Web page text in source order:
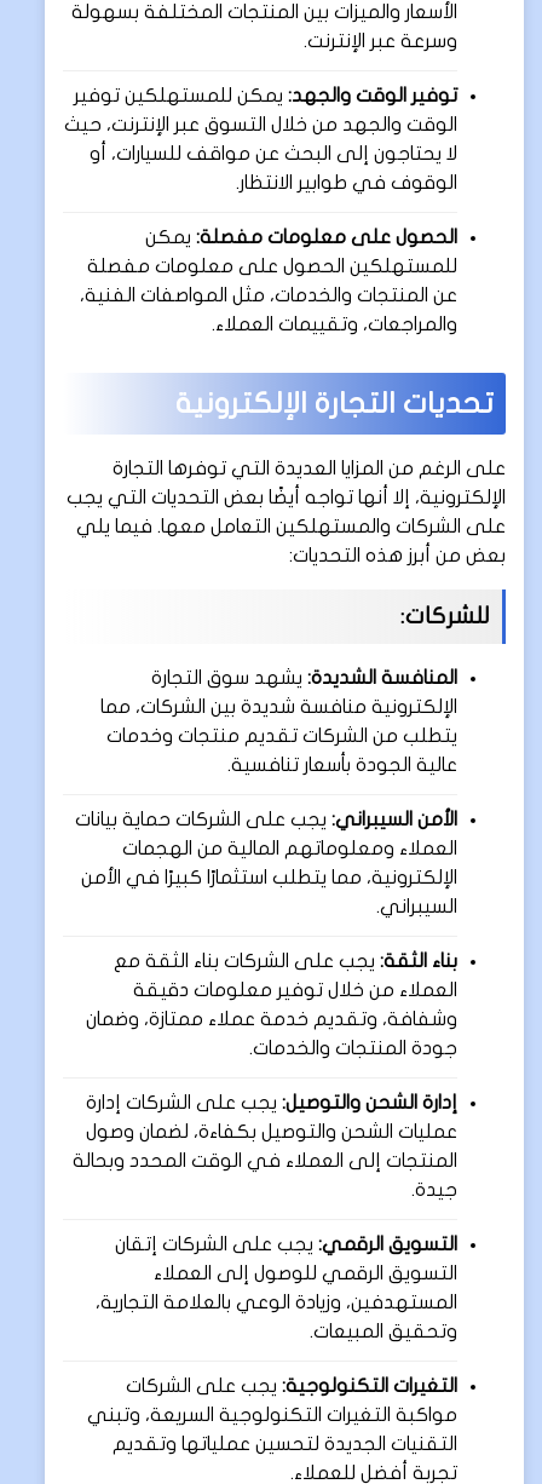
الأسعار والميزات بين المنتجات المختلفة بسهولة
وسرعة عبر الإنترنت.
توفير الوقت والجهد: يمكن للمستهلكين توفير
الوقت والجهد من خلال التسوق عبر الإنترنت، حيث
لا يحتاجون إلى البحث عن مواقف للسيارات، أو
الوقوف في طوابير الانتظار.
الحصول على معلومات مفصلة: يمكن
للمستهلكين الحصول على معلومات مفصلة
عن المنتجات والخدمات، مثل المواصفات الفنية،
والمراجعات، وتقييمات العملاء.
تحديات التجارة الإلكترونية
على الرغم من المزايا العديدة التي توفرها التجارة
الإلكترونية، إلا أنها تواجه أيضًا بعض التحديات التي يجب
على الشركات والمستهلكين التعامل معها. فيما يلي
بعض من أبرز هذه التحديات:
للشركات:
المنافسة الشديدة: يشهد سوق التجارة
الإلكترونية منافسة شديدة بين الشركات، مما
يتطلب من الشركات تقديم منتجات وخدمات
عالية الجودة بأسعار تنافسية.
الأمن السيبراني: يجب على الشركات حماية بيانات
العملاء ومعلوماتهم المالية من الهجمات
الإلكترونية، مما يتطلب استثمارًا كبيرًا في الأمن
السيبراني.
بناء الثقة: يجب على الشركات بناء الثقة مع
العملاء من خلال توفير معلومات دقيقة
وشفافة، وتقديم خدمة عملاء ممتازة، وضمان
جودة المنتجات والخدمات.
إدارة الشحن والتوصيل: يجب على الشركات إدارة
عمليات الشحن والتوصيل بكفاءة، لضمان وصول
المنتجات إلى العملاء في الوقت المحدد وبحالة
جيدة.
التسويق الرقمي: يجب على الشركات إتقان
التسويق الرقمي للوصول إلى العملاء
المستهدفين، وزيادة الوعي بالعلامة التجارية،
وتحقيق المبيعات.
التغيرات التكنولوجية: يجب على الشركات
مواكبة التغيرات التكنولوجية السريعة، وتبني
التقنيات الجديدة لتحسين عملياتها وتقديم
تجربة أفضل للعملاء.